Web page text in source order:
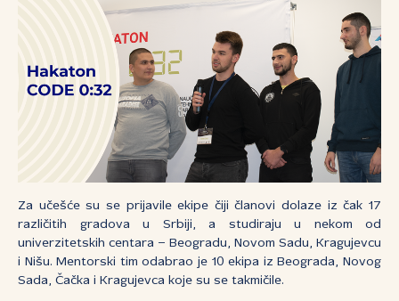
Za učešće su se prijavile ekipe čiji članovi dolaze iz čak 17
različitih gradova u Srbiji, a studiraju u nekom od
univerzitetskih centara – Beogradu, Novom Sadu, Kragujevcu
i Nišu. Mentorski tim odabrao je 10 ekipa iz Beograda, Novog
Sada, Čačka i Kragujevca koje su se takmičile.